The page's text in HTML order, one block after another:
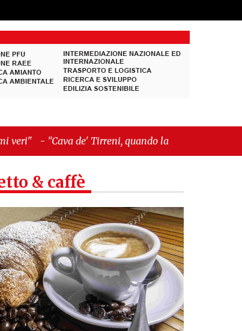
de' Tirreni, quando la burocrazia
& caffè